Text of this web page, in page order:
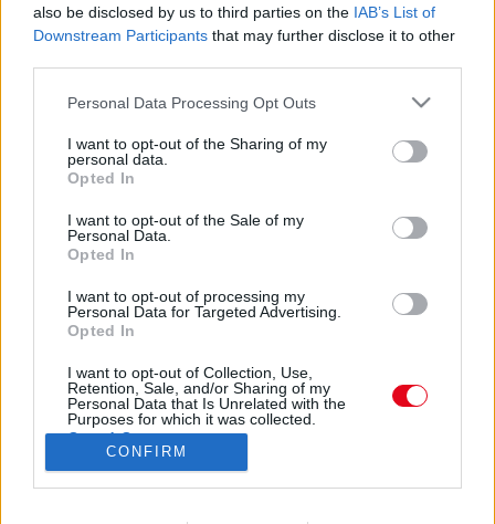
also be disclosed by us to third parties on the IAB’s List of
Downstream Participants that may further disclose it to other
Please note that this website/app uses one or more Google
not limited to your visit or usage behaviour. You may click to
grant or deny consent to Google and its third-party tags to
use your data for below specified purposes in below Google
consent section.
Personal Data Processing Opt Outs
I want to opt-out of the Sharing of my
personal data.
Opted In
I want to opt-out of the Sale of my
Personal Data.
Opted In
I want to opt-out of processing my
Personal Data for Targeted Advertising.
Opted In
I want to opt-out of Collection, Use,
Retention, Sale, and/or Sharing of my
Personal Data that Is Unrelated with the
Purposes for which it was collected.
Opted Out
Google consents
CONFIRM
karácsonykor, és kezdetben minden rendben megy,
önfeledten ajándékozzák egymást, mand a
medencében úszkálnak. Azonban egy teljesen váratlan
pillanatban őrült cunami önti el a partot, és mindent
elpusztít, amit ér - látszólag. Egy csoda folytán
néhányan megmenekülnek, és próbálják megtalálni
eltűnt rokonaikat a szörnyű katasztrófában. A
történetet a 2004-es természeti csapás, és egy spanyol